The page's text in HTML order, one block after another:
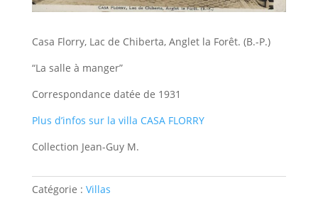
Casa Florry, Lac de Chiberta, Anglet la Forêt. (B.-P.)
“La salle à manger”
Correspondance datée de 1931
Plus d’infos sur la villa CASA FLORRY
Collection Jean-Guy M.
Catégorie : Villas